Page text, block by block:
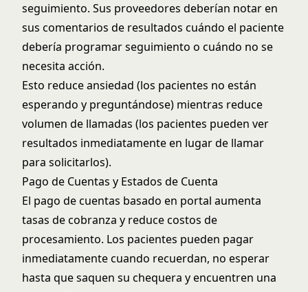
seguimiento. Sus proveedores deberían notar en
sus comentarios de resultados cuándo el paciente
debería programar seguimiento o cuándo no se
necesita acción.
Esto reduce ansiedad (los pacientes no están
esperando y preguntándose) mientras reduce
volumen de llamadas (los pacientes pueden ver
resultados inmediatamente en lugar de llamar
para solicitarlos).
Pago de Cuentas y Estados de Cuenta
El pago de cuentas basado en portal aumenta
tasas de cobranza y reduce costos de
procesamiento. Los pacientes pueden pagar
inmediatamente cuando recuerdan, no esperar
hasta que saquen su chequera y encuentren una